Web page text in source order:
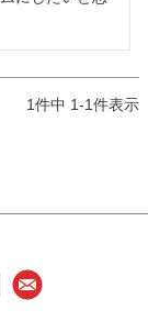
1件中 1-1件表示